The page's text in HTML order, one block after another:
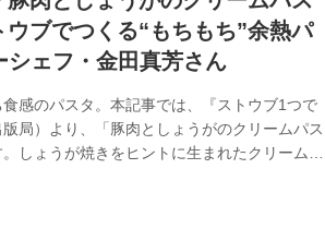
ブでつくる“もちもち”余熱パ
ェフ・金田真芳さん
感のパスタ。本記事では、『ストウブ1つで
局）より、「豚肉としょうがのクリームパス
しょうが焼きをヒントに生まれたクリームパ
加えた青じそがさわやかな風味を添えてく